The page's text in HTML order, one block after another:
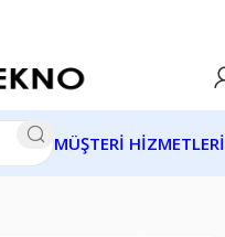
MÜŞTERİ HİZMETLERİ
Kameralar